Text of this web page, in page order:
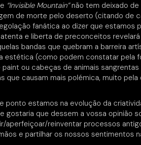
“Invisible Mountain”não tem deixado de
de morte pelo deserto (citando de
fanática ao dizer que estamos
e liberta de preconceitos
bandas que quebram a barreira
estética (como podem constatar pela
ou cabeças de animais
que causam mais polémica, muito
ponto estamos na evolução da
gostaria que dessem a vossa opinião
reinventar processos
e partilhar os nossos sentimentos